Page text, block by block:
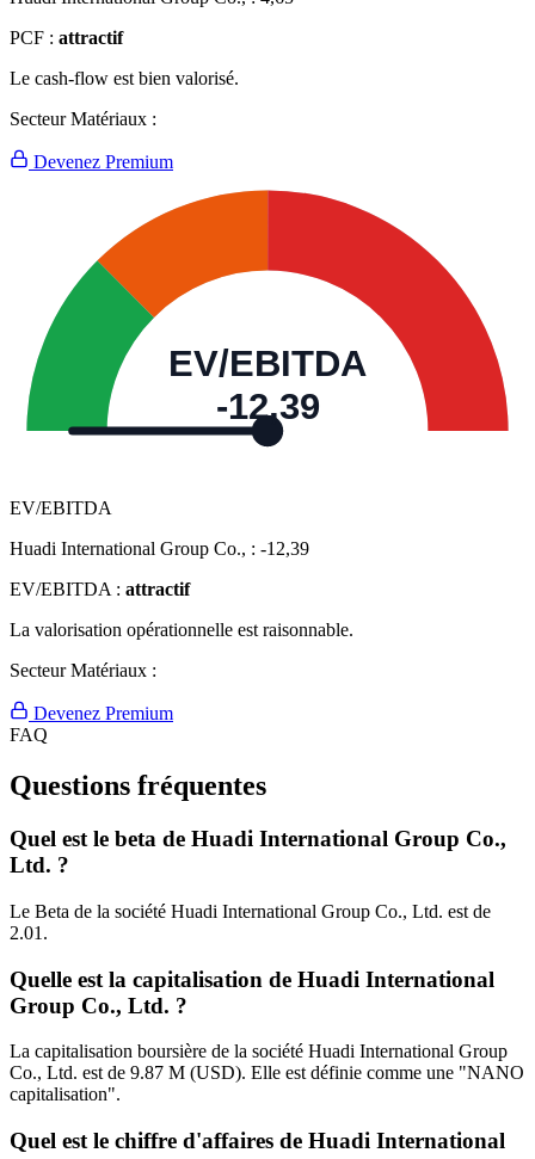
PCF : attractif
Le cash-flow est bien valorisé.
Secteur Matériaux :
Devenez Premium
EV/EBITDA
-12,39
EV/EBITDA
Huadi International Group Co., : -12,39
EV/EBITDA : attractif
La valorisation opérationnelle est raisonnable.
Secteur Matériaux :
Devenez Premium
FAQ
Questions fréquentes
Quel est le beta de Huadi International Group Co.,
Ltd. ?
Le Beta de la société Huadi International Group Co., Ltd. est de
2.01.
Quelle est la capitalisation de Huadi International
Group Co., Ltd. ?
La capitalisation boursière de la société Huadi International Group
Co., Ltd. est de 9.87 M (USD). Elle est définie comme une "NANO
capitalisation".
Quel est le chiffre d'affaires de Huadi International